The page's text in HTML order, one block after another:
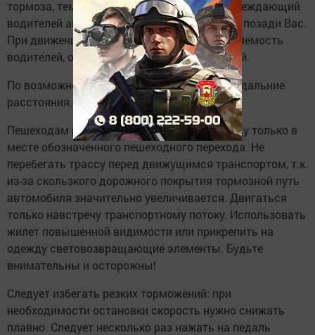
тормоза, тем самым подав сигнал, предупреждающий
водителей автомобилей, которые движутся позади Вас.
При движении в тумане повышается утомляемость
водителей, осторожность не будет излишней.
По возможности откажитесь от поездок на дальние
расстояния.
Пешеходам рекомендуется пересекать улицу только в
месте обозначенного пешеходного перехода. Не
перебегать трассу перед движущимся транспортом, т.к.
из-за скользкого дорожного покрытия тормозной путь
автомобиля значительно увеличивается. Двигаться
только навстречу транспортному потоку. Использовать
жилет повышенной видимости или прикрепить на
одежду световозвращающие элементы. Будьте
внимательны и осторожны!
Следует избегать резких торможений: при
необходимости остановки скорость нужно снижать
плавно. Следует несколько раз нажать на педаль